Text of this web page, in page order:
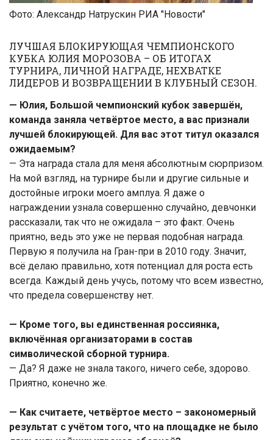
Фото: Александр Натрускин РИА "Новости"
ЛУЧШАЯ БЛОКИРУЮЩАЯ ЧЕМПИОНСКОГО
КУБКА ЮЛИЯ МОРОЗОВА – ОБ ИТОГАХ
ТУРНИРА, ЛИЧНОЙ НАГРАДЕ, НЕХВАТКЕ
ЛИДЕРОВ И ВОЗВРАЩЕНИИ В КЛУБНЫЙ СЕЗОН.
— Юлия, Большой чемпионский кубок завершён,
команда заняла четвёртое место, а вас признали
лучшей блокирующей. Для вас этот титул оказался
ожидаемым?
— Эта награда стала для меня абсолютным сюрпризом.
На мой взгляд, на турнире были и другие сильные и
достойные игроки моего амплуа. Я даже о
награждении узнала совершенно случайно, девчонки
рассказали, так что не ожидала – это факт. Очень
приятно, ведь это уже не первая подобная награда.
Первую я получила на Гран-при в 2010 году. Значит,
всё делаю правильно, хотя потенциал для роста есть
всегда. Каждый день учусь, потому что всем известно,
что предела совершенству нет.
— Кроме того, вы единственная россиянка,
включённая организаторами в состав
символической сборной турнира.
— Да? Я даже не знала такого, ничего себе, здорово.
Приятно, конечно же.
— Как считаете, четвёртое место – закономерный
результат с учётом того, что на площадке не было